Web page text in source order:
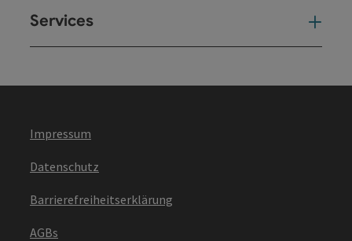
Services
Impressum
Datenschutz
Barrierefreiheitserklärung
AGBs